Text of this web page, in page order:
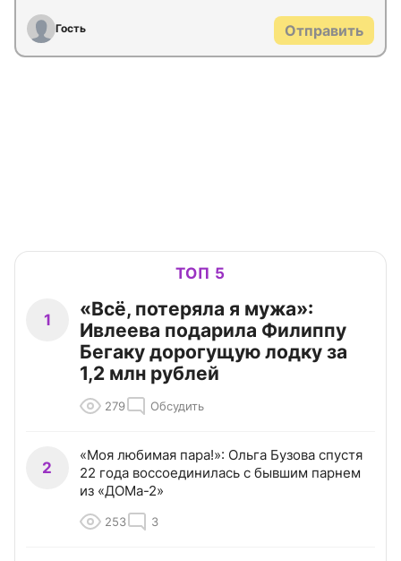
Гость Отправить
ТОП 5
1
«Всё, потеряла я мужа»:
Ивлеева подарила Филиппу
Бегаку дорогущую лодку за
1,2 млн рублей
279 Обсудить
2
«Моя любимая пара!»: Ольга Бузова спустя
22 года воссоединилась с бывшим парнем
из «ДОМа-2»
253 3